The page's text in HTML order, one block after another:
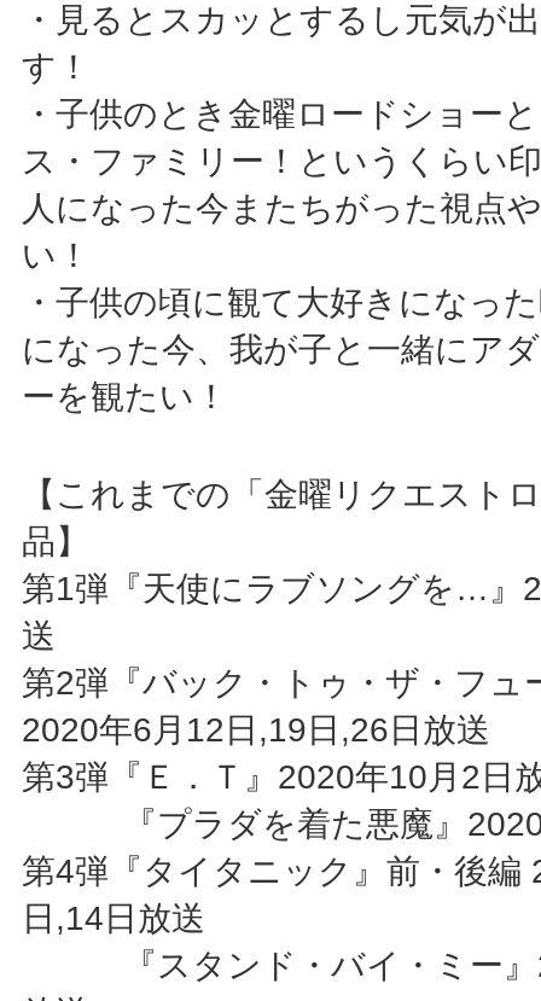
・見るとスカッとするし元気が
す！
・子供のとき金曜ロードショー
ス・ファミリー！というくらい
人になった今またちがった視点
い！
・子供の頃に観て大好きになっ
になった今、我が子と一緒にア
ーを観たい！
【これまでの「金曜リクエスト
品】
第1弾『天使にラブソングを…』
送
第2弾『バック・トゥ・ザ・フュ
2020年6月12日,19日,26日放送
第3弾『Ｅ．Ｔ』2020年10月2日
『プラダを着た悪魔』2020
第4弾『タイタニック』前・後編
日,14日放送
『スタンド・バイ・ミー』